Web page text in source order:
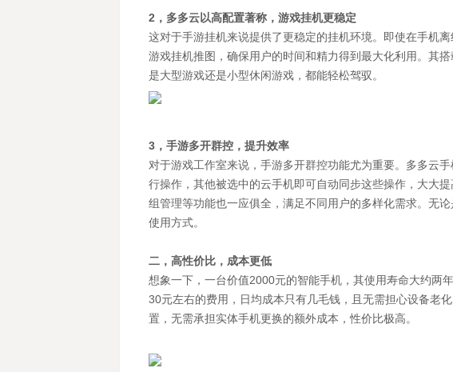
2，多多云以高配置著称，游戏挂机更稳定
这对于手游挂机来说提供了更稳定的挂机环境。即使在手机离
游戏挂机推图，确保用户的时间和精力得到最大化利用。其
是大型游戏还是小型休闲游戏，都能轻松驾驭。
3，手游多开群控，提升效率
对于游戏工作室来说，手游多开群控功能尤为重要。多多云
行操作，其他被选中的云手机即可自动同步这些操作，大大
组管理等功能也一应俱全，满足不同用户的多样化需求。无
使用方式。
二，高性价比，成本更低
想象一下，一台价值2000元的智能手机，其使用寿命大约两
30元左右的费用，日均成本只有几毛钱，且无需担心设备老
置，无需承担实体手机更换的额外成本，性价比极高。